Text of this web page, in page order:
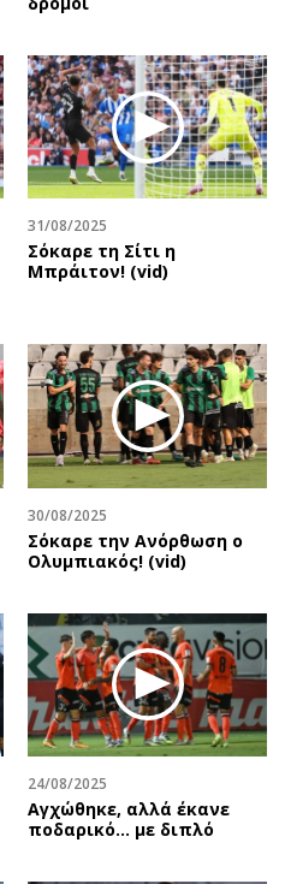
31/08/2025
Σόκαρε τη Σίτι η
Μπράιτον! (vid)
30/08/2025
Σόκαρε την Ανόρθωση ο
Ολυμπιακός! (vid)
24/08/2025
Αγχώθηκε, αλλά έκανε
ποδαρικό… με διπλό